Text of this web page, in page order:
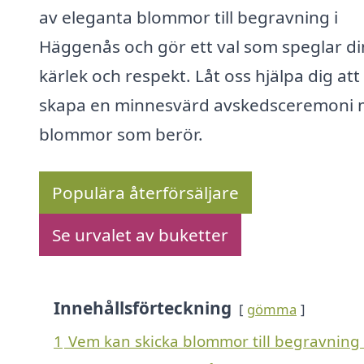
av eleganta blommor till begravning i
Häggenås och gör ett val som speglar
kärlek och respekt. Låt oss hjälpa dig att
skapa en minnesvärd avskedsceremoni
blommor som berör.
Populära återförsäljare
Se urvalet av buketter
Innehållsförteckning gömma
1 Vem kan skicka blommor till